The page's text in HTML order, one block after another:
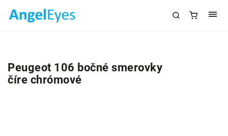
Peugeot 106 bočné smerovky
číre chrómové